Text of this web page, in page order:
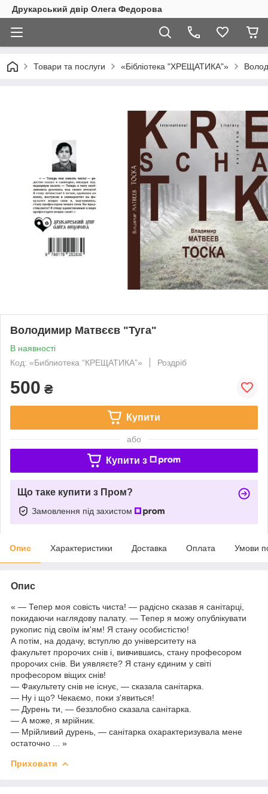
Друкарський двір Олега Федорова
Товари та послуги «Бібліотека "ХРЕЩАТИКА"»
Володимир Матвєєв "Туга"
В наявності
Код: «Библиотека “КРЕЩАТИКА”»
Роздріб
500 ₴
Купити
або
Купити з
Що таке купити з Пром?
Замовлення під захистом
Опис Характеристики Доставка Оплата Умови
Опис
« — Тепер моя совість чиста! — радісно сказав я санітарці,
покидаючи наглядову палату. — Тепер я можу опублікувати
рукопис під своїм ім'ям! Я стану особистістю!
А потім, на додачу, вступлю до університету на
факультет пророчих снів і, вивчившись, стану професором
пророчих снів. Ви уявляєте? Я стану єдиним у світі
професором віщих снів!
— Факультету снів не існує, — сказала санітарка.
— Ну і що? Чекаємо, поки з'явиться!
— Дурень ти, — беззлобно сказала санітарка.
— А може, я мрійник.
— Мрійливий дурень, — санітарка охарактеризувала мене
остаточно ... »
Приховати